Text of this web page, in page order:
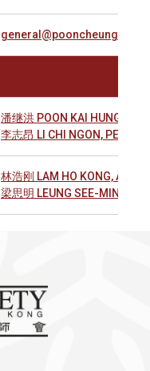
潘继洪 POON KAI HUNG
李志昂 LI CHI NGON, PETER
林浩刚 LAM HO KONG,
梁思明 LEUNG SEE-MING,